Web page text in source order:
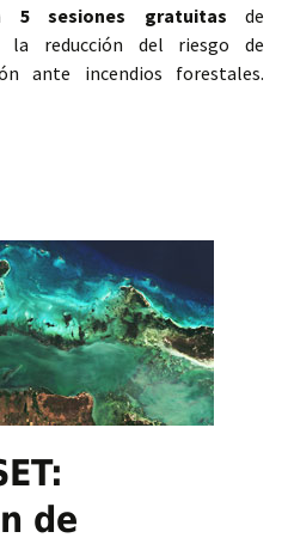
5 sesiones gratuitas de
la reducción del riesgo de
ante incendios forestales.
para la reducción de
de